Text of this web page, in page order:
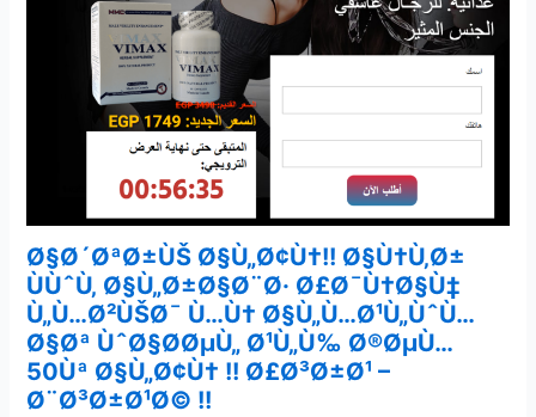
Ø§Ø´ØªØ±ÙŠ Ø§Ù„Ø¢Ù†!! Ø§Ù†Ù‚Ø±
ÙÙˆÙ‚ Ø§Ù„Ø±Ø§Ø¨Ø· Ø£Ø¯Ù†Ø§Ù‡
Ù„Ù…Ø²ÙŠØ¯ Ù…Ù† Ø§Ù„Ù…Ø¹Ù„ÙˆÙ…
Ø§Øª ÙˆØ§Ø­ØµÙ„ Ø¹Ù„Ù‰ Ø®ØµÙ…
50Ùª Ø§Ù„Ø¢Ù† !! Ø£Ø³Ø±Ø¹ –
Ø¨Ø³Ø±Ø¹Ø© !!